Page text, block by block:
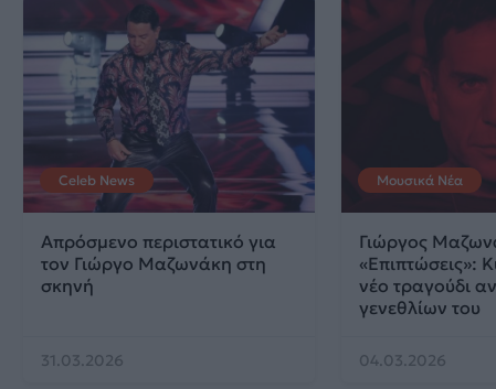
Celeb News
Απρόσμενο περιστατικό για
τον Γιώργο Μαζωνάκη στη
σκηνή
31.03.2026
Μουσικά Νέα
Γιώργος
«Επιπτώσεις»:
νέο τραγούδι
γενεθλίων του
04.03.2026